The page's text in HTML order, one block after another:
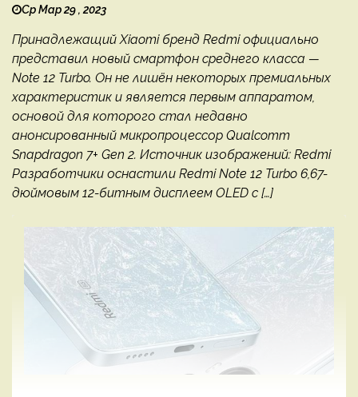
Ср Мар 29 , 2023
Принадлежащий Xiaomi бренд Redmi официально
представил новый смартфон среднего класса —
Note 12 Turbo. Он не лишён некоторых премиальных
характеристик и является первым аппаратом,
основой для которого стал недавно
анонсированный микропроцессор Qualcomm
Snapdragon 7+ Gen 2. Источник изображений: Redmi
Разработчики оснастили Redmi Note 12 Turbo 6,67-
дюймовым 12-битным дисплеем OLED с […]